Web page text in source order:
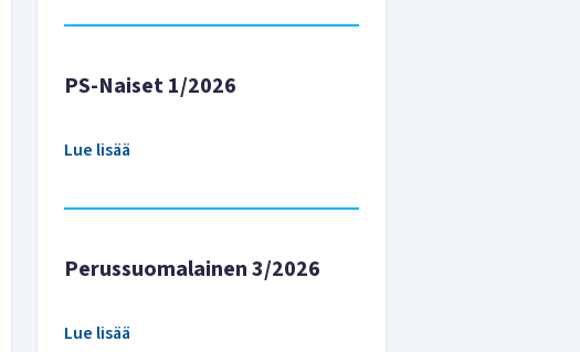
PS-Naiset 1/2026
Lue lisää
Perussuomalainen 3/2026
Lue lisää